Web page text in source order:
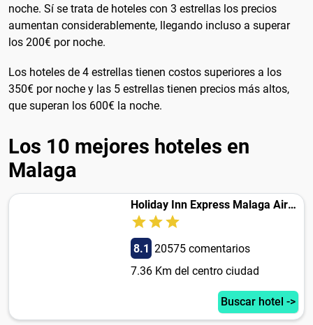
noche. Sí se trata de hoteles con 3 estrellas los precios
aumentan considerablemente, llegando incluso a superar
los 200€ por noche.
Los hoteles de 4 estrellas tienen costos superiores a los
350€ por noche y las 5 estrellas tienen precios más altos,
que superan los 600€ la noche.
Los 10 mejores hoteles en
Malaga
Holiday Inn Express Malaga Airport, an IHG Hotel
8.1 20575 comentarios
7.36 Km del centro ciudad
Buscar hotel ->